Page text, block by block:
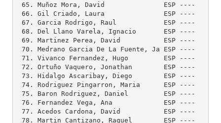
65. Muñoz Mora, David               ESP ----
66. Gil Criado, Laura               ESP ----
67. Garcia Rodrigo, Raul            ESP ----
68. Del Llano Varela, Ignacio       ESP ----
69. Martinez Perea, David           ESP ----
70. Medrano Garcia De La Fuente, Ja ESP ----
71. Vivanco Fernandez, Hugo         ESP ----
72. Ortuño Vaquero, Jonathan        ESP ----
73. Hidalgo Ascaribay, Diego        ESP ----
74. Rodriguez Pingarron, Maria      ESP ----
75. Baron Rodriguez, Daniel         ESP ----
76. Fernandez Vega, Ana             ESP ----
77. Acedos Cardona, David           ESP ----
78. Martin Cantizano, Raquel        ESP ----